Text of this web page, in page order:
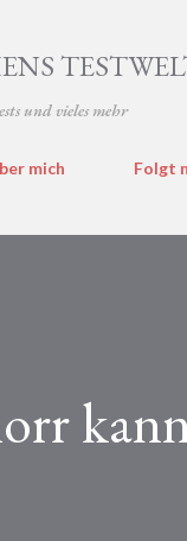
und vieles mehr
mich Folgt